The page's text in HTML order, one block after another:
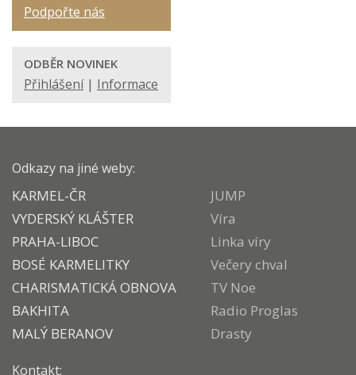
Podpořte nás
ODBĚR NOVINEK
Přihlášení| Informace
Odkazy na jiné weby:
KARMEL-ČR
VYDERSKÝ KLÁŠTER
PRAHA-LIBOC
BOSÉ KARMELITKY
CHARISMATICKÁ OBNOVA
BAKHITA
MALÝ BERANOV
JUMP
Víra
Linka víry
Večery chval
TV Noe
Radio Proglas
Drasty
Kontakt: